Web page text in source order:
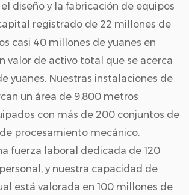
diseño y la fabricación de equipos
registrado de 22 millones de
casi 40 millones de yuanes en
valor de activo total que se acerca
yuanes. Nuestras instalaciones de
un área de 9.800 metros
con más de 200 conjuntos de
procesamiento mecánico.
fuerza laboral dedicada de 120
y nuestra capacidad de
está valorada en 100 millones de